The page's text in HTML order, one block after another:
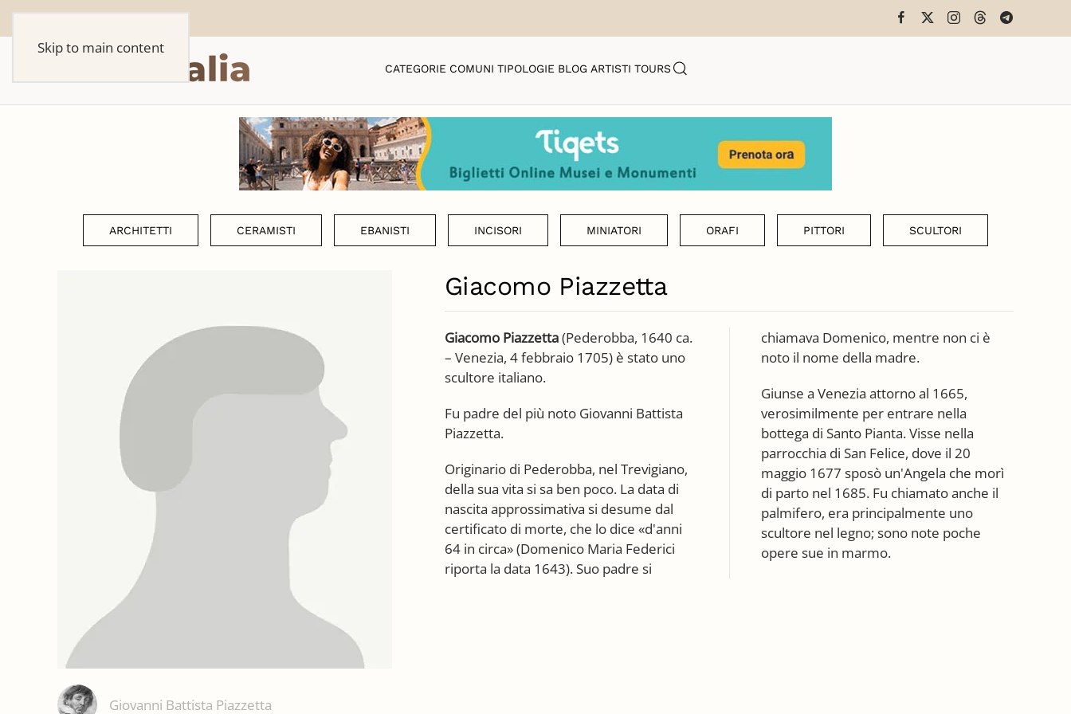
Skip to main content
CATEGORIE COMUNI TIPOLOGIE BLOG ARTISTI TOURS
ARCHITETTI CERAMISTI EBANISTI INCISORI MINIATORI ORAFI PITTORI SCULTORI
Giovanni Battista Piazzetta
Giacomo Piazzetta
Giacomo Piazzetta(Pederobba, 1640 ca.
– Venezia, 4 febbraio 1705) è stato uno
scultore italiano.
Fu padre del più noto Giovanni Battista
Piazzetta.
Originario di Pederobba, nel Trevigiano,
della sua vita si sa ben poco. La data di
nascita approssimativa si desume dal
certificato di morte, che lo dice «d'anni
64 in circa» (Domenico Maria Federici
riporta la data 1643). Suo padre si
chiamava Domenico, mentre non ci è
noto il nome della madre.
Giunse a Venezia attorno al 1665,
verosimilmente per entrare nella
bottega di Santo Pianta. Visse nella
parrocchia di San Felice, dove il 20
maggio 1677 sposò un'Angela che morì
di parto nel 1685. Fu chiamato anche il
palmifero, era principalmente uno
scultore nel legno; sono note poche
opere sue in marmo.